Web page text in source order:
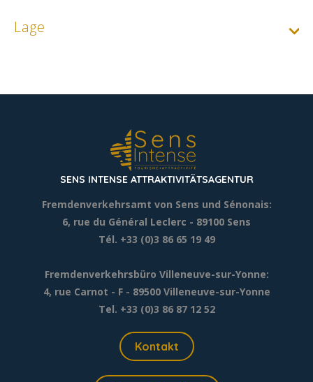
Lage
SENS INTENSE ATTRAKTIVITÄTSAGENTUR
Fremdenverkehrsamt von Sens und Sénonais:
6, rue du Général Leclerc - 89100 Sens
Tél. +33 (0)3 86 65 19 49
Fremdenverkehrsbüro Villeneuve-sur-Yonne:
4, rue Carnot - F - 89500 Villeneuve-sur-Yonne
Tel. +33 (0)3 86 87 12 52
Kontakt